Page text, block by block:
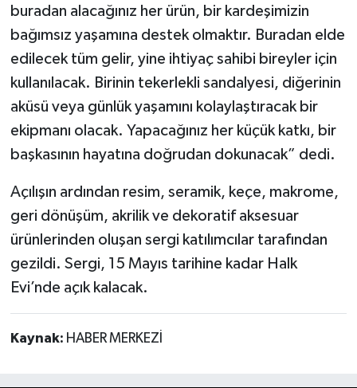
buradan alacağınız her ürün, bir kardeşimizin
bağımsız yaşamına destek olmaktır. Buradan elde
edilecek tüm gelir, yine ihtiyaç sahibi bireyler için
kullanılacak. Birinin tekerlekli sandalyesi, diğerinin
aküsü veya günlük yaşamını kolaylaştıracak bir
ekipmanı olacak. Yapacağınız her küçük katkı, bir
başkasının hayatına doğrudan dokunacak” dedi.
Açılışın ardından resim, seramik, keçe, makrome,
geri dönüşüm, akrilik ve dekoratif aksesuar
ürünlerinden oluşan sergi katılımcılar tarafından
gezildi. Sergi, 15 Mayıs tarihine kadar Halk
Evi’nde açık kalacak.
Kaynak: HABER MERKEZİ